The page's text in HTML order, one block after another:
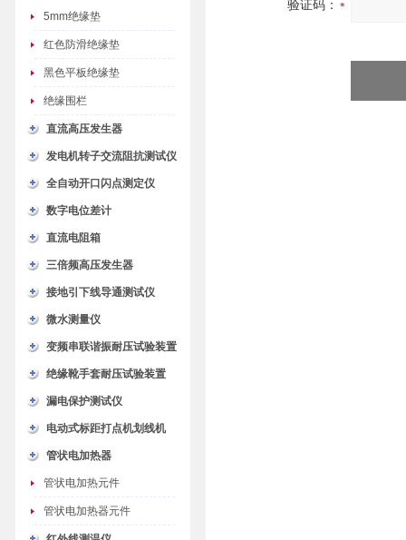
5mm绝缘垫
红色防滑绝缘垫
黑色平板绝缘垫
绝缘围栏
直流高压发生器
发电机转子交流阻抗测试仪
全自动开口闪点测定仪
数字电位差计
直流电阻箱
三倍频高压发生器
接地引下线导通测试仪
微水测量仪
变频串联谐振耐压试验装置
绝缘靴手套耐压试验装置
漏电保护测试仪
电动式标距打点机划线机
管状电加热器
管状电加热元件
管状电加热器元件
验证码：